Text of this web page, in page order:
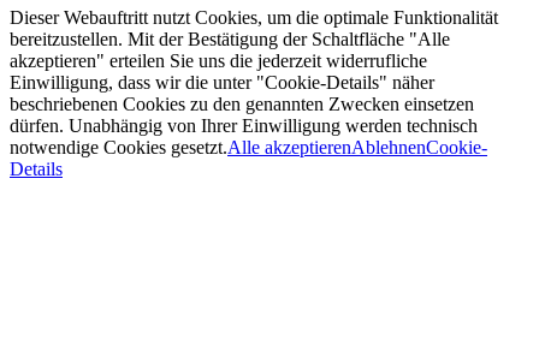
Dieser Webauftritt nutzt Cookies, um die optimale Funktionalität
bereitzustellen. Mit der Bestätigung der Schaltfläche "Alle
akzeptieren" erteilen Sie uns die jederzeit widerrufliche
Einwilligung, dass wir die unter "Cookie-Details" näher
beschriebenen Cookies zu den genannten Zwecken einsetzen
dürfen. Unabhängig von Ihrer Einwilligung werden technisch
notwendige Cookies gesetzt.Alle akzeptierenAblehnenCookie-
Details